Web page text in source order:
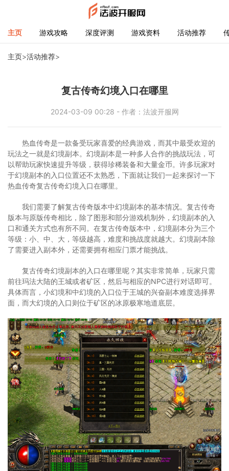
主页 游戏攻略 深度评测 游戏资料 活动推荐
主页>活动推荐>
复古传奇幻境入口在哪里
2024-03-09 00:28 - 作者：法波开服网
热血传奇是一款备受玩家喜爱的经典游戏，而其中最受欢迎的
玩法之一就是幻境副本。幻境副本是一种多人合作的挑战玩法，可
以帮助玩家快速提升等级，获得珍稀装备和大量金币。许多玩家对
于幻境副本的入口位置还不太熟悉，下面就让我们一起来探讨一下
热血传奇复古传奇幻境入口在哪里。
我们需要了解复古传奇版本中幻境副本的基本情况。复古传奇
版本与原版传奇相比，除了图形和部分游戏机制外，幻境副本的入
口和通关方式也有所不同。在复古传奇版本中，幻境副本分为三个
等级：小、中、大，等级越高，难度和挑战度就越大。幻境副本除
了需要进入副本外，还需要拥有相应门票才能挑战。
复古传奇幻境副本的入口在哪里呢？其实非常简单，玩家只需
前往玛法大陆的王城或者矿区，然后与相应的NPC进行对话即可。
具体而言，小幻境和中幻境的入口位于王城的兴奋副本难度选择界
面，而大幻境的入口则位于矿区的冰原极寒地道底层。